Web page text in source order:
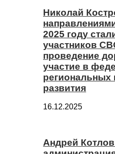
Николай
2025 году
участников
проведение
участие в
региональных
развития
16.12.2025
Андрей